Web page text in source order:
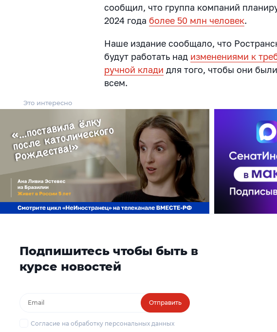
сообщил, что группа компаний
2024 года более 50 млн человек.
Наше издание сообщало, что
будут работать над изменениями к
ручной клади для того, чтобы они
всем.
Это интересно
Подпишитесь чтобы быть в
курсе новостей
Отправить
Согласие на обработку персональных данных